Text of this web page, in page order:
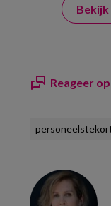
Bekijk
Reageer